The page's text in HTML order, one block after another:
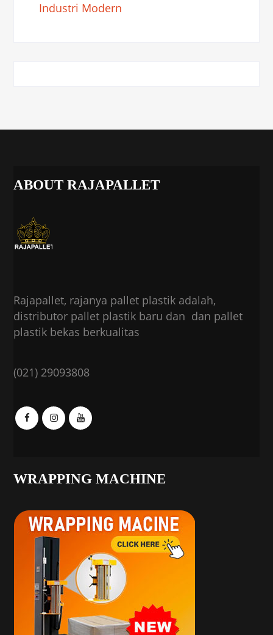
Industri Modern
ABOUT RAJAPALLET
Rajapallet, rajanya pallet plastik adalah,
distributor pallet plastik baru dan dan pallet
plastik bekas berkualitas
(021) 29093808
WRAPPING MACHINE